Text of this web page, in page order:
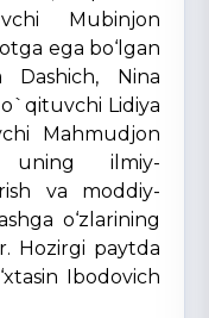
Mubinjon
ega bo‘lgan
Dashich, Nina
Lidiya
Mahmudjon
uning ilmiy-
va moddiy-
o‘zlarining
Hozirgi paytda
Ibodovich